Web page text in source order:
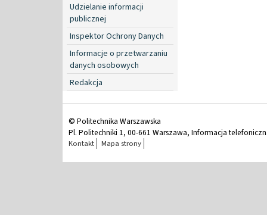
Udzielanie informacji
publicznej
Inspektor Ochrony Danych
Informacje o przetwarzaniu
danych osobowych
Redakcja
© Politechnika Warszawska
Pl. Politechniki 1, 00-661 Warszawa, Informacja
Kontakt Mapa strony